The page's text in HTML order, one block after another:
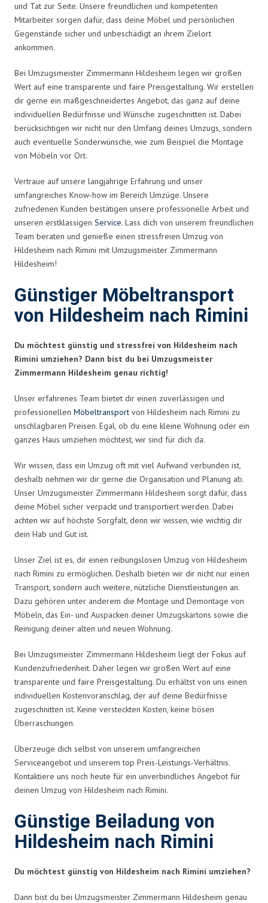
und Tat zur Seite. Unsere freundlichen und kompetenten
Mitarbeiter sorgen dafür, dass deine Möbel und persönlichen
Gegenstände sicher und unbeschädigt an ihrem Zielort
ankommen.
Bei Umzugsmeister Zimmermann Hildesheim legen wir großen
Wert auf eine transparente und faire Preisgestaltung. Wir erstellen
dir gerne ein maßgeschneidertes Angebot, das ganz auf deine
individuellen Bedürfnisse und Wünsche zugeschnitten ist. Dabei
berücksichtigen wir nicht nur den Umfang deines Umzugs, sondern
auch eventuelle Sonderwünsche, wie zum Beispiel die Montage
von Möbeln vor Ort.
Vertraue auf unsere langjährige Erfahrung und unser
umfangreiches Know-how im Bereich Umzüge. Unsere
zufriedenen Kunden bestätigen unsere professionelle Arbeit und
unseren erstklassigen Service. Lass dich von unserem freundlichen
Team beraten und genieße einen stressfreien Umzug von
Hildesheim nach Rimini mit Umzugsmeister Zimmermann
Hildesheim!
Günstiger Möbeltransport
von Hildesheim nach Rimini
Du möchtest günstig und stressfrei von Hildesheim nach
Rimini umziehen? Dann bist du bei Umzugsmeister
Zimmermann Hildesheim genau richtig!
Unser erfahrenes Team bietet dir einen zuverlässigen und
professionellen Möbeltransport von Hildesheim nach Rimini zu
unschlagbaren Preisen. Egal, ob du eine kleine Wohnung oder ein
ganzes Haus umziehen möchtest, wir sind für dich da.
Wir wissen, dass ein Umzug oft mit viel Aufwand verbunden ist,
deshalb nehmen wir dir gerne die Organisation und Planung ab.
Unser Umzugsmeister Zimmermann Hildesheim sorgt dafür, dass
deine Möbel sicher verpackt und transportiert werden. Dabei
achten wir auf höchste Sorgfalt, denn wir wissen, wie wichtig dir
dein Hab und Gut ist.
Unser Ziel ist es, dir einen reibungslosen Umzug von Hildesheim
nach Rimini zu ermöglichen. Deshalb bieten wir dir nicht nur einen
Transport, sondern auch weitere, nützliche Dienstleistungen an.
Dazu gehören unter anderem die Montage und Demontage von
Möbeln, das Ein- und Auspacken deiner Umzugskartons sowie die
Reinigung deiner alten und neuen Wohnung.
Bei Umzugsmeister Zimmermann Hildesheim liegt der Fokus auf
Kundenzufriedenheit. Daher legen wir großen Wert auf eine
transparente und faire Preisgestaltung. Du erhältst von uns einen
individuellen Kostenvoranschlag, der auf deine Bedürfnisse
zugeschnitten ist. Keine versteckten Kosten, keine bösen
Überraschungen.
Überzeuge dich selbst von unserem umfangreichen
Serviceangebot und unserem top Preis-Leistungs-Verhältnis.
Kontaktiere uns noch heute für ein unverbindliches Angebot für
deinen Umzug von Hildesheim nach Rimini.
Günstige Beiladung von
Hildesheim nach Rimini
Du möchtest günstig von Hildesheim nach Rimini umziehen?
Dann bist du bei Umzugsmeister Zimmermann Hildesheim genau